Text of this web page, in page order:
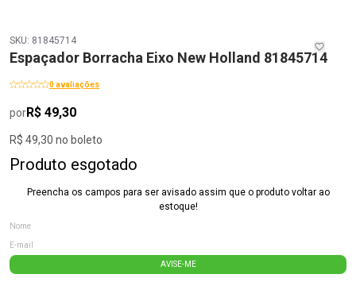
SKU: 81845714
Espaçador Borracha Eixo New Holland 81845714
0 avaliações
porR$ 49,30
R$ 49,30 no boleto
Produto esgotado
Preencha os campos para ser avisado assim que o produto voltar ao
estoque!
AVISE-ME